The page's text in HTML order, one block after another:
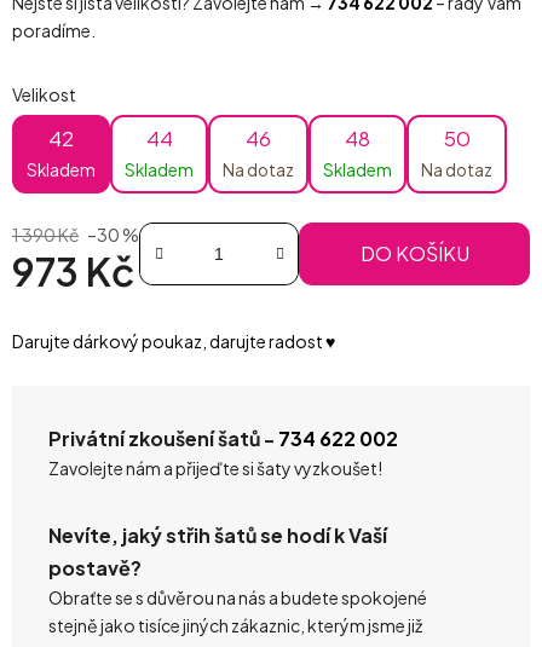
poradíme.
Velikost
42
Skladem
44
Skladem
46
Na dotaz
48
Skladem
50
Na dotaz
1 390 Kč –30 %
973 Kč DO KOŠÍKU
Darujte dárkový poukaz, darujte radost ♥️
Privátní zkoušení šatů - 734 622 002
Zavolejte nám a přijeďte si šaty vyzkoušet!
Nevíte, jaký střih šatů se hodí k Vaší
postavě?
Obraťte se s důvěrou na nás a budete spokojené
stejně jako tisíce jiných zákaznic, kterým jsme již